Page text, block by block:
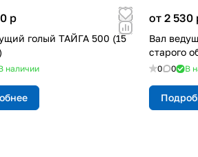
p
голый ТАЙГА 500 (15
наличии
от 2 530
Вал
старого
0 0 В